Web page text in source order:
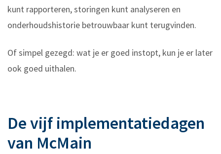
kunt rapporteren, storingen kunt analyseren en
onderhoudshistorie betrouwbaar kunt terugvinden.
Of simpel gezegd: wat je er goed instopt, kun je er later
ook goed uithalen.
De vijf implementatiedagen
van McMain